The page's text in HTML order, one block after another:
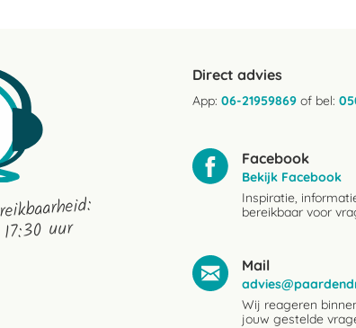
uur
Direct advies
App: 06-21959869 of bel:
Facebook
Bekijk Facebook
Inspiratie,
bereikbaar voor
Mail
Wij reageren
jouw gestelde